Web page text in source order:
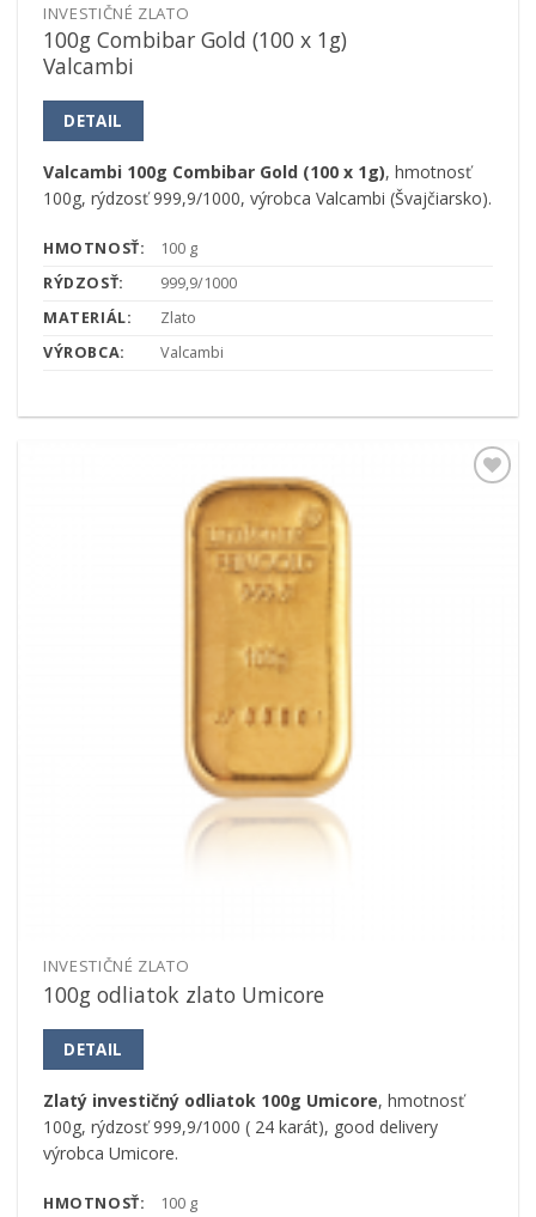
INVESTIČNÉ ZLATO
100g Combibar Gold (100 x 1g)
Valcambi
DETAIL
Valcambi 100g Combibar Gold (100 x 1g), hmotnosť
100g, rýdzosť 999,9/1000, výrobca Valcambi (Švajčiarsko).
HMOTNOSŤ:
100 g
RÝDZOSŤ:
999,9/1000
MATERIÁL:
Zlato
VÝROBCA:
Valcambi
INVESTIČNÉ ZLATO
100g odliatok zlato Umicore
DETAIL
Zlatý investičný odliatok 100g Umicore, hmotnosť
100g, rýdzosť 999,9/1000 ( 24 karát), good delivery
výrobca Umicore.
HMOTNOSŤ:
100 g